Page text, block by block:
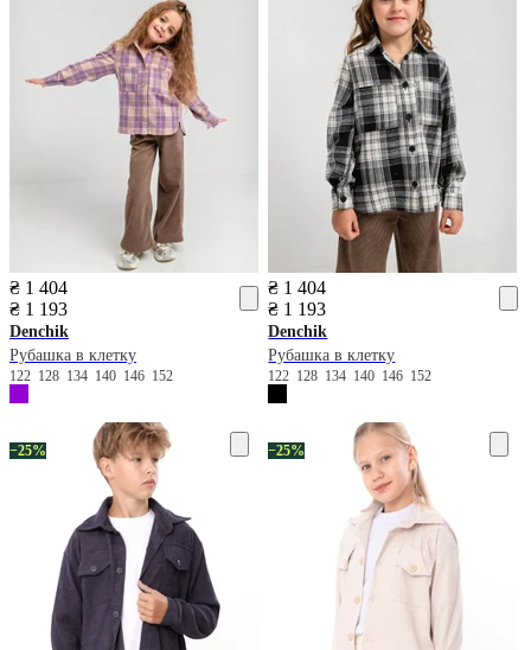
₴ 1 404
₴ 1 193
Denchik
Рубашка в клетку
122 128 134 140 146 152
₴ 1 404
₴ 1 193
Denchik
Рубашка в клетку
122 128 134 140 146 152
−25% −25%